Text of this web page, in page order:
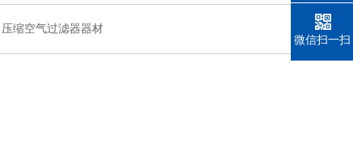
压缩空气过滤器器材
微信扫一扫